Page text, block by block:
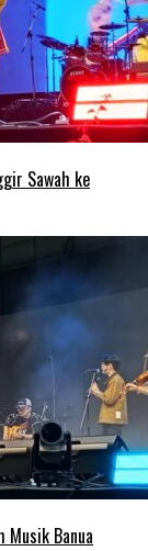
Sawah ke
Musik Banua